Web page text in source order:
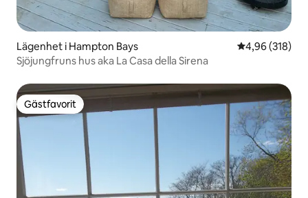
Lägenhet i Hampton Bays 4,96 av 5 i
4,96 (318)
Sjöjungfruns hus aka La Casa della Sirena
Gästfavorit
Gästfavorit